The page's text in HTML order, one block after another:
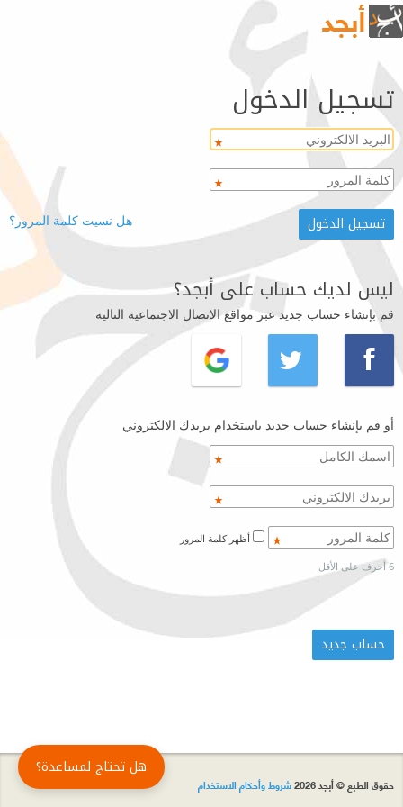
تسجيل الدخول
هل نسيت كلمة المرور؟
ليس لديك حساب على أبجد؟
قم بإنشاء حساب جديد عبر مواقع الاتصال الاجتماعية التالية
أو قم بإنشاء حساب جديد باستخدام بريدك الالكتروني
6 أحرف على الأقل
حقوق الطبع © أبجد 2026 شروط وأحكام الاستخدام
هل تحتاج لمساعدة؟